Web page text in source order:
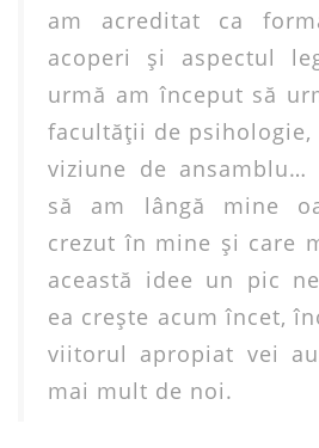
am acreditat ca
acoperi şi aspectul
urmă am început să
facultăţii de psihologie,
viziune de ansamblu…
să am lângă mine
crezut în mine şi care
această idee un pic
ea creşte acum încet,
viitorul apropiat vei
mai mult de noi.